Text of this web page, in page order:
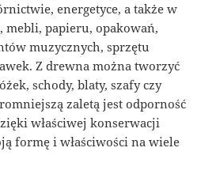
energetyce, a także w
mebli, papieru, opakowań,
muzycznych, sprzętu
Z drewna można tworzyć
schody, blaty, szafy czy
zaletą jest odporność
właściwej konserwacji
formę i właściwości na wiele